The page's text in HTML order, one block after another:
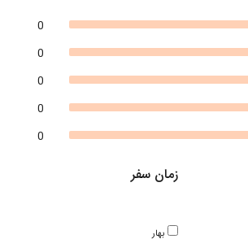
0
0
0
0
0
زمان سفر
بهار